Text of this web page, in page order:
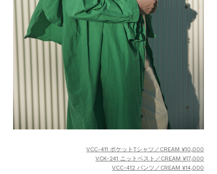
VCC-411 ポケットTシャツ／CREAM ¥10,000
VCK-241 ニットベスト／CREAM ¥17,000
VCC-412 パンツ／CREAM ¥14,000